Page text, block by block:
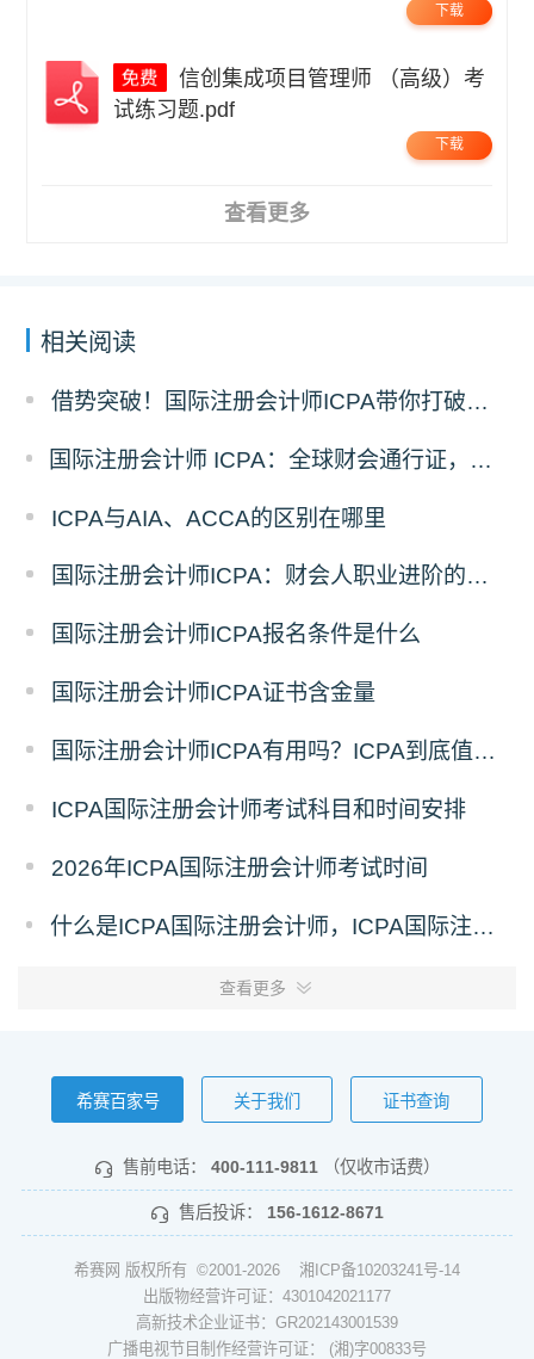
下载
信创集成项目管理师 （高级）考
试练习题.pdf
下载
查看更多
相关阅读
借势突破！国际注册会计师ICPA带你打破职业瓶颈
国际注册会计师 ICPA：全球财会通行证，助力财务人转型战略精英
ICPA与AIA、ACCA的区别在哪里
国际注册会计师ICPA：财会人职业进阶的助力
国际注册会计师ICPA报名条件是什么
国际注册会计师ICPA证书含金量
国际注册会计师ICPA有用吗？ICPA到底值不值得考
ICPA国际注册会计师考试科目和时间安排
2026年ICPA国际注册会计师考试时间
什么是ICPA国际注册会计师，ICPA国际注册会计师简介
查看更多
希赛百家号 关于我们 证书查询
售前电话： 400-111-9811 （仅收市话费）
售后投诉： 156-1612-8671
希赛网 版权所有 ©2001-2026 湘ICP备10203241号-14
出版物经营许可证：4301042021177
高新技术企业证书：GR202143001539
广播电视节目制作经营许可证： (湘)字00833号